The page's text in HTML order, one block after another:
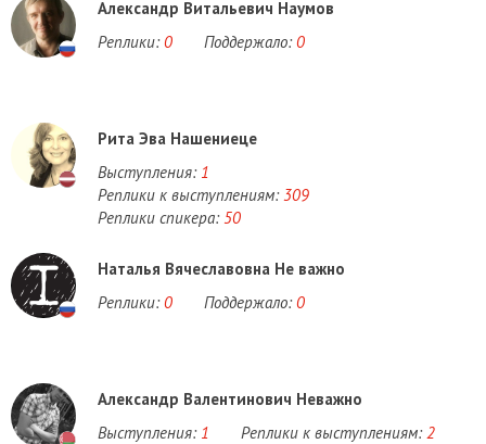
Александр Витальевич Наумов
Реплики: 0 Поддержало: 0
Рита Эва Нашениеце
Выступления: 1
Реплики к выступлениям: 309
Реплики спикера: 50
Наталья Вячеславовна Не важно
Реплики: 0 Поддержало: 0
Александр Валентинович Неважно
Выступления: 1 Реплики к выступлениям: 2